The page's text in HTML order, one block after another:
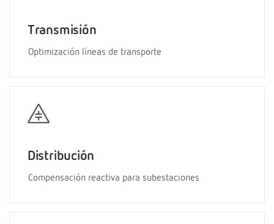
Transmisión
Optimización líneas de transporte
Distribución
Compensación reactiva para subestaciones